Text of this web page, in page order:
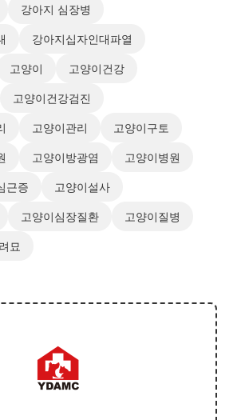
강아지 심장병
강아지십자인대파열
고양이
고양이건강
고양이건강검진
고양이관리
고양이구토
고양이방광염
고양이병원
근증
고양이설사
고양이심장질환
고양이질병
묘